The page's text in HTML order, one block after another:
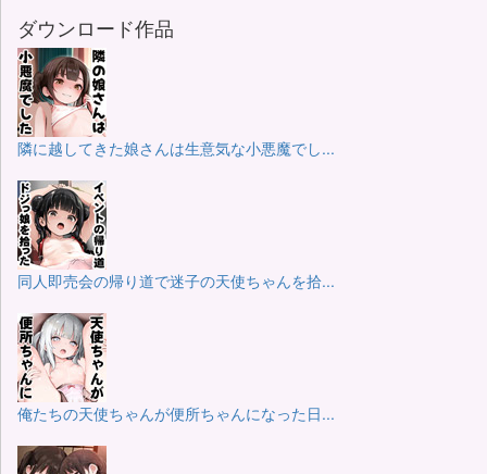
ダウンロード作品
隣に越してきた娘さんは生意気な小悪魔でし...
同人即売会の帰り道で迷子の天使ちゃんを拾...
俺たちの天使ちゃんが便所ちゃんになった日...